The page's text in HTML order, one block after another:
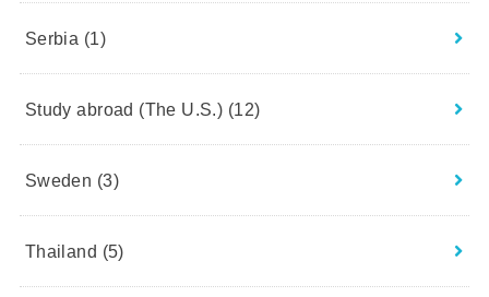
Serbia (1)
Study abroad (The U.S.) (12)
Sweden (3)
Thailand (5)